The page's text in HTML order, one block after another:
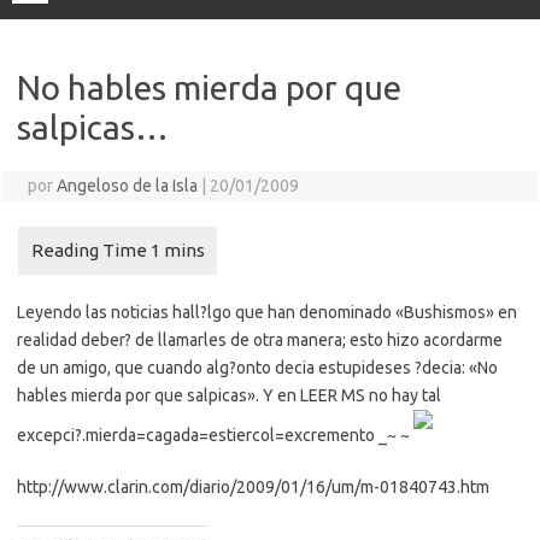
No hables mierda por que
salpicas…
porAngeloso de la Isla 20/01/2009
Leyendo las noticias hall?lgo que han denominado «Bushismos» en
realidad deber? de llamarles de otra manera; esto hizo acordarme
de un amigo, que cuando alg?onto decia estupideses ?decia: «No
hables mierda por que salpicas». Y en LEER MS no hay tal
excepci?.mierda=cagada=estiercol=excremento _~ ~
http://www.clarin.com/diario/2009/01/16/um/m-01840743.htm